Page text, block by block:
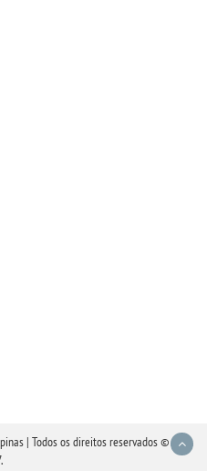
| Todos os direitos reservados ©